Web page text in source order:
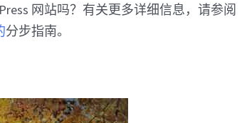
网站吗？有关更多详细信息，请参阅
分步指南。